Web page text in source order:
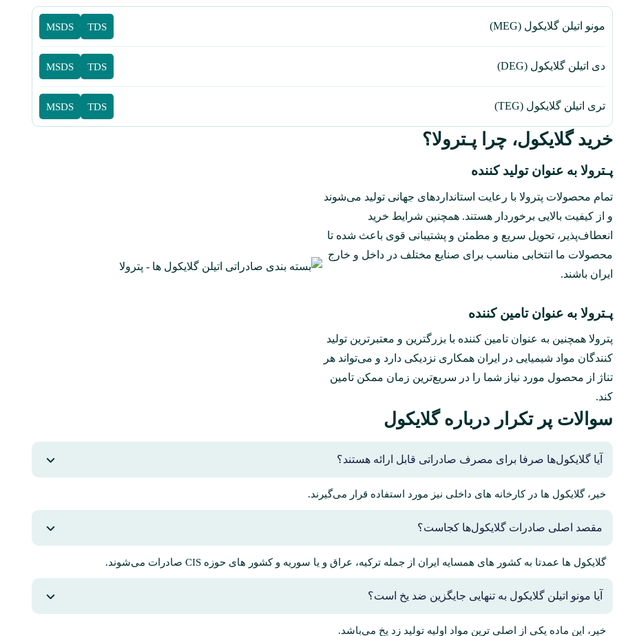
مونو اتیلن گلایکول (MEG) TDS
MSDS
دی اتیلن گلایکول (DEG) TDS
MSDS
تری اتیلن گلایکول (TEG) TDS
MSDS
خرید گلایکول‌، چرا پـترولا؟
پـترولا به عنوان تولید کننده
تمام محصولات پترولا با رعایت استانداردهای جهانی تولید می‌شوند
و از کیفیت بالایی برخوردار هستند. همچنین شرایط خرید
انعطاف‌پذیر، تحویل سریع و مطمئن و پشتیبانی قوی باعث شده تا
محصولات ما انتخابی مناسب برای صنایع مختلف در داخل و خارج
ایران باشند.
پـترولا به عنوان تامین کننده
پترولا همچنین به عنوان تامین کننده با بزرگترین و معتبرترین تولید
کنندگان مواد شیمیایی در ایران همکاری نزدیکی دارد و می‌تواند هر
تناژ از محصول مورد نیاز شما را در سریع‌ترین زمان ممکن تامین
کند.
سوالات پر تکرار درباره گلایکول‌
آیا گلایکول‌ها صرفا برای مصرف صادراتی قابل ارائه هستند؟
خیر، گلایکول ها در کارخانه های داخلی نیز مورد استفاده قرار می‌گیرند.
مقصد اصلی صادرات گلایکول‌ها کجاست؟
گلایکول ها عمدتا به کشور های همسایه ایران از جمله ترکیه، عراق و یا سوریه و کشور های حوزه CIS صادرات می‌شوند.
آیا مونو اتیلن گلایکول به تنهایی جایگزین ضد یخ است؟
خیر، این ماده یکی از اصلی ترین مواد اولیه تولید زد یخ می‌باشد.